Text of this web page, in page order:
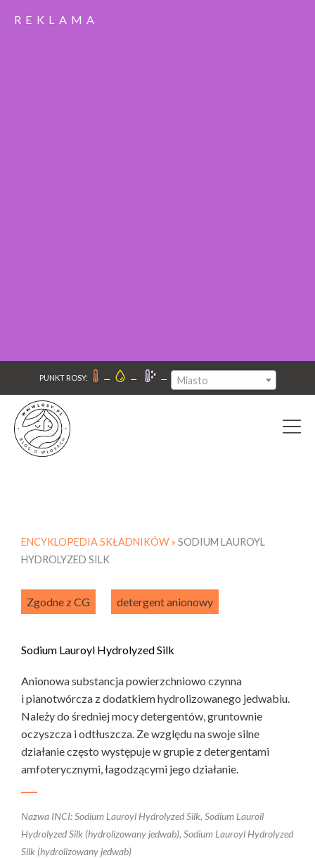
REKLAMA
PUNKT ROSY: – – – Miasto
ENCYKLOPEDIA SKŁADNIKÓW » SODIUM LAUROYL
HYDROLYZED SILK
Zgodne z CG detergent anionowy
Sodium Lauroyl Hydrolyzed Silk
Anionowa substancja powierzchniowo czynna
i pianotwórcza z dodatkiem hydrolizowanego jedwabiu.
Należy do średniej mocy detergentów, gruntownie
oczyszcza i odtłuszcza. Ze względu na swoje silne
działanie często występuje w grupie z detergentami
amfoterycznymi, łagodzącymi jego działanie.
Nazwa INCI: Sodium Lauroyl Hydrolyzed Silk, Sodium Lauroil
Hydrolyzed Silk (hydrolizowany jedwab), Sodium Lauroyl Hydrolyzed
Silk (hydrolizowany jedwab)